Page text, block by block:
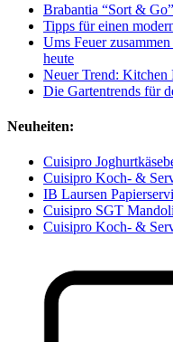
Brabantia “Sort &
Tipps für einen
Ums Feuer
heute
Neuer Trend: Kitchen
Die Gartentrends für
Neuheiten:
Cuisipro
Cuisipro Koch- &
IB Laursen
Cuisipro SGT
Cuisipro Koch- &